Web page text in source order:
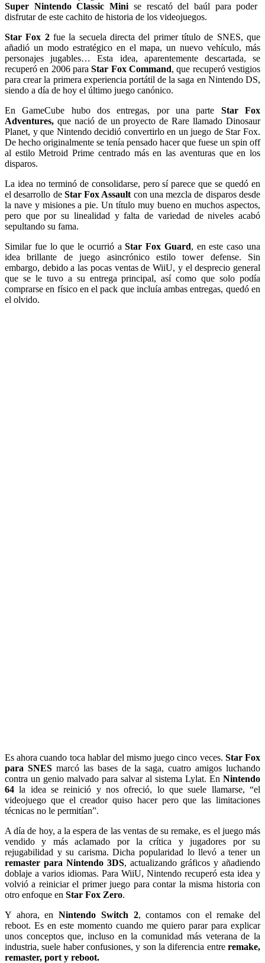
Super Nintendo Classic Mini se rescató del baúl para poder
disfrutar de este cachito de historia de los videojuegos.
Star Fox 2fue la secuela directa del primer título de SNES, que
añadió un modo estratégico en el mapa, un nuevo vehículo, más
personajes jugables… Esta idea, aparentemente descartada, se
recuperó en 2006 para Star Fox Command, que recuperó vestigios
para crear la primera experiencia portátil de la saga en Nintendo DS,
siendo a día de hoy el último juego canónico.
En GameCube hubo dos entregas, por una parte Star Fox
Adventures, que nació de un proyecto de Rare llamado Dinosaur
Planet, y que Nintendo decidió convertirlo en un juego de Star Fox.
De hecho originalmente se tenía pensado hacer que fuese un spin off
al estilo Metroid Prime centrado más en las aventuras que en los
disparos.
La idea no terminó de consolidarse, pero sí parece que se quedó en
el desarrollo de Star Fox Assault con una mezcla de disparos desde
la nave y misiones a pie. Un título muy bueno en muchos aspectos,
pero que por su linealidad y falta de variedad de niveles acabó
sepultando su fama.
Similar fue lo que le ocurrió aStar Fox Guard, en este caso una
idea brillante de juego asincrónico estilo tower defense. Sin
embargo, debido a las pocas ventas de WiiU, y el desprecio general
que se le tuvo a su entrega principal, así como que solo podía
comprarse en físico en el pack que incluía ambas entregas, quedó en
el olvido.
Es ahora cuando toca hablar del mismo juego cinco veces. Star Fox
para SNESmarcó las bases de la saga, cuatro amigos luchando
contra un genio malvado para salvar al sistema Lylat. En Nintendo
64 la idea se reinició y nos ofreció, lo que suele llamarse, “el
videojuego que el creador quiso hacer pero que las limitaciones
técnicas no le permitían”.
A día de hoy, a la espera de las ventas de su remake, es el juego más
vendido y más aclamado por la crítica y jugadores por su
rejugabilidad y su carisma. Dicha popularidad lo llevó a tener un
remaster para Nintendo 3DS, actualizando gráficos y añadiendo
doblaje a varios idiomas. Para WiiU, Nintendo recuperó esta idea y
volvió a reiniciar el primer juego para contar la misma historia con
otro enfoque en Star Fox Zero.
Y ahora, enNintendo Switch 2, contamos con el remake del
reboot. Es en este momento cuando me quiero parar para explicar
unos conceptos que, incluso en la comunidad más veterana de la
industria, suele haber confusiones, y son la diferencia entre remake,
remaster, port y reboot.